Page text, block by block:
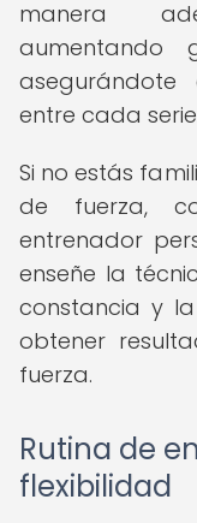
manera
aumentando
entre cada
Si no estás
de fuerza,
entrenador
enseñe la
constancia y
obtener
fuerza.
Rutina de
flexibilidad